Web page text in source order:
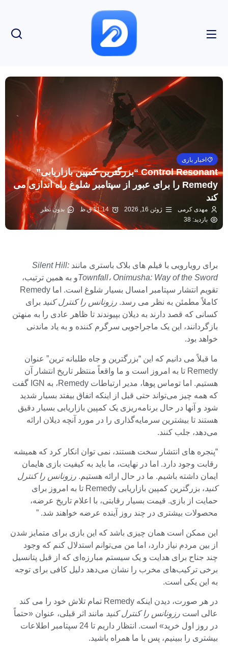
اخبار بازی
Control Resonant “بزرگترین کمپین بازاریابی”
Remedy را برای عبور از سپتامبر شلوغ راه اندازی می
کند
مهدی کرمی ژوئن 16, 2026 11:14 ق.ظ
بدون نظر
بازدید: 38
برای رویارویی با فیلم های بلاک باستری مانند Silent Hill:
Townfall، Onimusha: Way of the Swordو به همین ترتیب،
تقویم انتشار سپتامبر امسال بسیار شلوغ است. اما Remedy
کاملاً مطمئن به نظر می رسد. رزونانس را کنترل کنید برای
کسانی که قصد دارند به دیلان بپیوندند تا ظاهر عادی را به منهتن
بازگردانند، این یک ماجراجویی سرگرم کننده و به یاد ماندنی
خواهد بود.
ما قبلاً می دانیم که این “بزرگترین و جاه طلبانه ترین” عنوان
Remedy تا به امروز است و ما واقعاً منتظر تاریخ انتشار آن
هستیم. اما توماس پوها، مدیر ارتباطات Remedy، به IGN گفت
که همه چیز می‌تواند حتی قبل از اینکه اتفاق بیفتد بسیار شدید
شود و آنها در حال برنامه‌ریزی یک کمپین بازاریابی بسیار دقیق
هستند تا بیشترین سرمایه‌گذاری را در مورد آنچه دیلان ارائه
می‌دهد، جلب کنند.
“پنجره های انتشار سخت هستند، نمی توان انکار کرد که همیشه
رقابت وجود دارد. اما در نهایت، ما باید به کیفیت بازی هایمان
ایمان داشته باشیم. ما در حال ارائه هستیم. رزونانس را کنترل
کنید
، بزرگترین کمپین بازاریابی Remedy تا به امروز برای
حمایت از بازی. قیمت بسیار رقابتی، با اعلام تاریخ عرضه،
محصولات بیشتری در چند روز آینده عرضه خواهند شد. ”
این ممکن است همان چیزی باشد که این بازی برای متمایز شدن
از بین مردم نیاز دارد، اما من می‌توانم استدلال کنم که وجود
چند جناح برای هدایت و یک سیستم مبارزه‌ای که از قبل پتانسیل
برخی ترکیب‌های مخرب را نشان می‌دهد دلیل کافی برای توجه
به این یکی است.
در هر صورت، دیدن اینکه Remedy تمام تلاش خود را می کند
عالی است رزونانس را کنترل کنید مانند اثر قبلی، عنوان «حتماً
در روز اول خرید» است. انتظار داریم تا 24 سپتامبر اطلاعات
بیشتری را ببینیم، پس با ما همراه باشید.